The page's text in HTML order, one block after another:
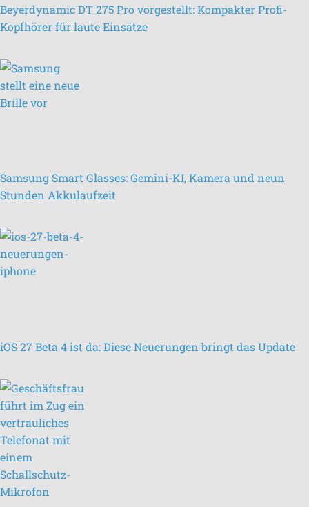
Beyerdynamic DT 275 Pro vorgestellt: Kompakter Profi-
Kopfhörer für laute Einsätze
Samsung Smart Glasses: Gemini-KI, Kamera und neun
Stunden Akkulaufzeit
iOS 27 Beta 4 ist da: Diese Neuerungen bringt das Update